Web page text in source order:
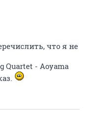
что я не
Quartet - Aoyama